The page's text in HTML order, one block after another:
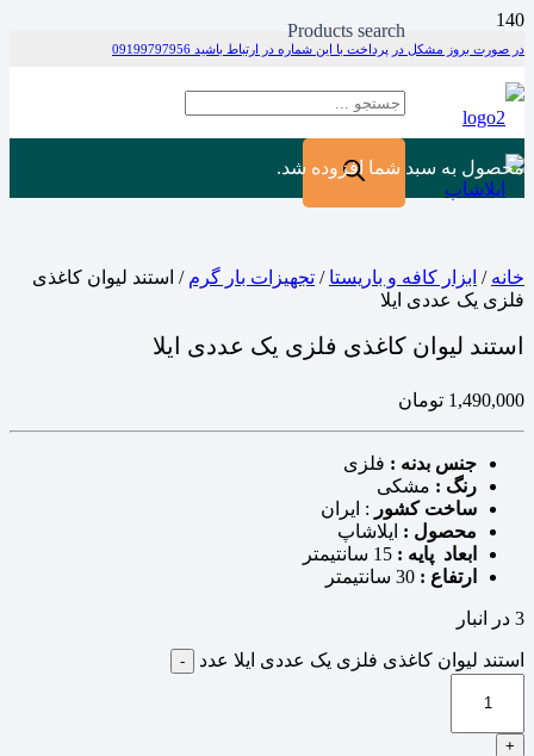
در صورت بروز مشکل در پرداخت با این شماره در ارتباط باشید 09199797956
Products search
محصول به سبد شما افزوده شد.
خانه / ابزار کافه و باریستا / تجهیزات بار گرم / استند لیوان کاغذی
فلزی یک عددی ایلا
استند لیوان کاغذی فلزی یک عددی ایلا
1,490,000 تومان
جنس بدنه : فلزی
رنگ : مشکی
ساخت کشور : ایران
محصول : ایلاشاپ
ابعاد پایه : 15 سانتیمتر
ارتفاع : 30 سانتیمتر
3 در انبار
استند لیوان کاغذی فلزی یک عددی ایلا عدد -
+